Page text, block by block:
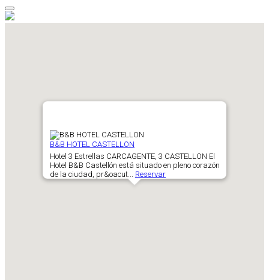
B&B HOTEL CASTELLON
Hotel 3 Estrellas CARCAGENTE, 3 CASTELLON El
Hotel B&B Castellón está situado en pleno corazón
de la ciudad, pr&oacut...
Reservar